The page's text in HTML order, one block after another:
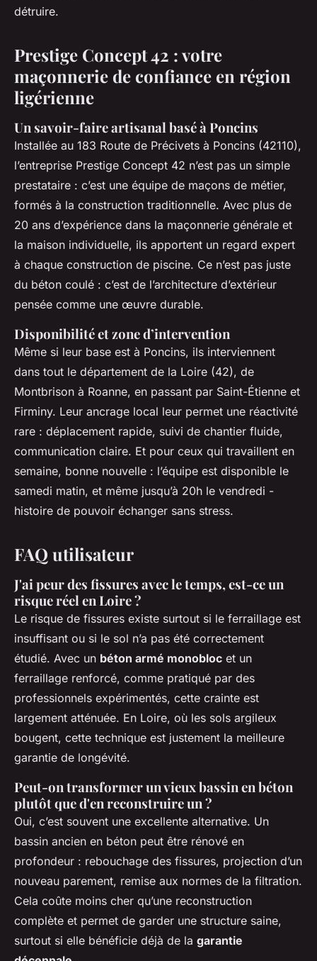
détruire.
Prestige Concept 42 : votre
maçonnerie de confiance en région
ligérienne
Un savoir-faire artisanal basé à Poncins
Installée au 183 Route de Précivets à Poncins (42110),
l’entreprise Prestige Concept 42 n’est pas un simple
prestataire : c’est une équipe de maçons de métier,
formés à la construction traditionnelle. Avec plus de
20 ans d’expérience dans la maçonnerie générale et
la maison individuelle, ils apportent un regard expert
à chaque construction de piscine. Ce n’est pas juste
du béton coulé : c’est de l’architecture d’extérieur
pensée comme une œuvre durable.
Disponibilité et zone d’intervention
Même si leur base est à Poncins, ils interviennent
dans tout le département de la Loire (42), de
Montbrison à Roanne, en passant par Saint-Étienne et
Firminy. Leur ancrage local leur permet une réactivité
rare : déplacement rapide, suivi de chantier fluide,
communication claire. Et pour ceux qui travaillent en
semaine, bonne nouvelle : l’équipe est disponible le
samedi matin, et même jusqu’à 20h le vendredi -
histoire de pouvoir échanger sans stress.
FAQ utilisateur
J'ai peur des fissures avec le temps, est-ce un
risque réel en Loire ?
Le risque de fissures existe surtout si le ferraillage est
insuffisant ou si le sol n’a pas été correctement
étudié. Avec un béton armé monobloc et un
ferraillage renforcé, comme pratiqué par des
professionnels expérimentés, cette crainte est
largement atténuée. En Loire, où les sols argileux
bougent, cette technique est justement la meilleure
garantie de longévité.
Peut-on transformer un vieux bassin en béton
plutôt que d'en reconstruire un ?
Oui, c’est souvent une excellente alternative. Un
bassin ancien en béton peut être rénové en
profondeur : rebouchage des fissures, projection d’un
nouveau parement, remise aux normes de la filtration.
Cela coûte moins cher qu’une reconstruction
complète et permet de garder une structure saine,
surtout si elle bénéficie déjà de la garantie